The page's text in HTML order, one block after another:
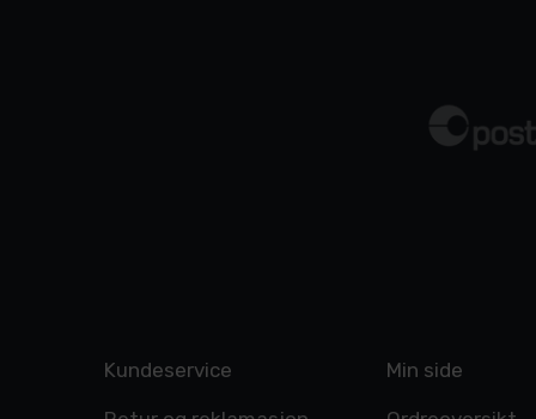
Kundeservice Min side